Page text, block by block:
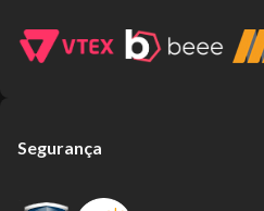
Segurança